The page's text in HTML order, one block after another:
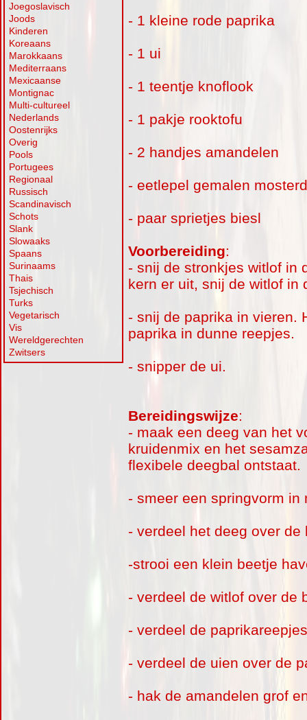
Joegoslavisch
Joods
Kinderen
Koreaans
Marokkaans
Mediterraans
Mexicaanse
Montignac
Multi-cultureel
Nederlands
Oostenrijks
Overig
Pools
Portugees
Regionaal
Russisch
Scandinavisch
Schots
Slank
Slowaaks
Spaans
Surinaams
Thais
Tsjechisch
Turks
Vegetarisch
Vis
Wereldgerechten
Zwitsers
- 1 kleine rode paprika
- 1 ui
- 1 teentje knoflook
- 1 pakje rooktofu
- 2 handjes amandelen
- eetlepel gemalen
- paar sprietjes biesl
Voorbereiding:
- snij de stronkjes witlof in
kern er uit, snij de witlof in
- snij de paprika in vieren.
paprika in dunne reepjes.
- snipper de ui.
Bereidingswijze:
- maak een deeg van het
kruidenmix en het
flexibele deegbal ontstaat.
- smeer een springvorm in
- verdeel het deeg over
-strooi een klein beetje
- verdeel de witlof over de
- verdeel de
- verdeel de uien over de
- hak de amandelen grof